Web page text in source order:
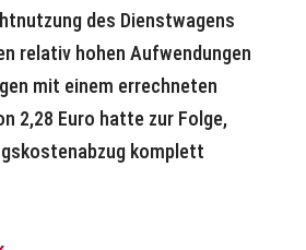
des Dienstwagens
relativ hohen Aufwendungen
mit einem errechneten
2,28 Euro hatte zur Folge,
komplett